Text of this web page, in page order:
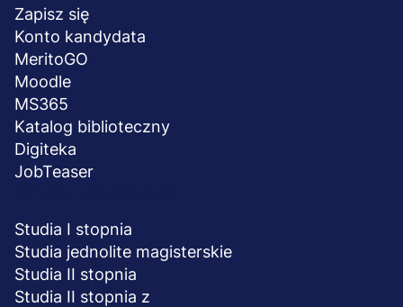
stopka
Zapisz się
Konto kandydata
MeritoGO
Moodle
MS365
Katalog biblioteczny
Digiteka
JobTeaser
Studia I stopnia
Studia jednolite magisterskie
Studia II stopnia
Studia II stopnia z